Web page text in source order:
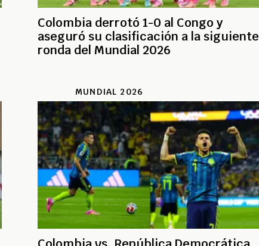
Colombia derrotó 1-0 al Congo y
aseguró su clasificación a la siguiente
ronda del Mundial 2026
MUNDIAL 2026